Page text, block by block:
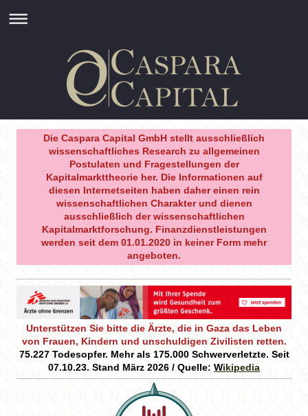
Die Caspara Capital GmbH stellt ausschließlich
wissenschaftliches Research zu allgemeinen
Postulaten und Fragestellungen der
Kapitalmarkttheorie her. Die Informationen auf
diesen Internetseiten haben daher einen rein
wissenschaftlichen Charakter und dienen
ausschließlich der wissenschaftlichen
Kapitalmarktforschung. Finanzdienstleistungen
werden seit dem 01.01.2020 in keiner Form mehr
angeboten.
Unterstützen Sie bitte die Ärzte, die in Gaza das Leben
von Frauen, Kindern und unschuldigen Zivilisten retten.
75.227 Todesopfer. Mehr als 175.000 Schwerverletzte. Seit
07.10.23. Stand März 2026 / Quelle: Wikipedia